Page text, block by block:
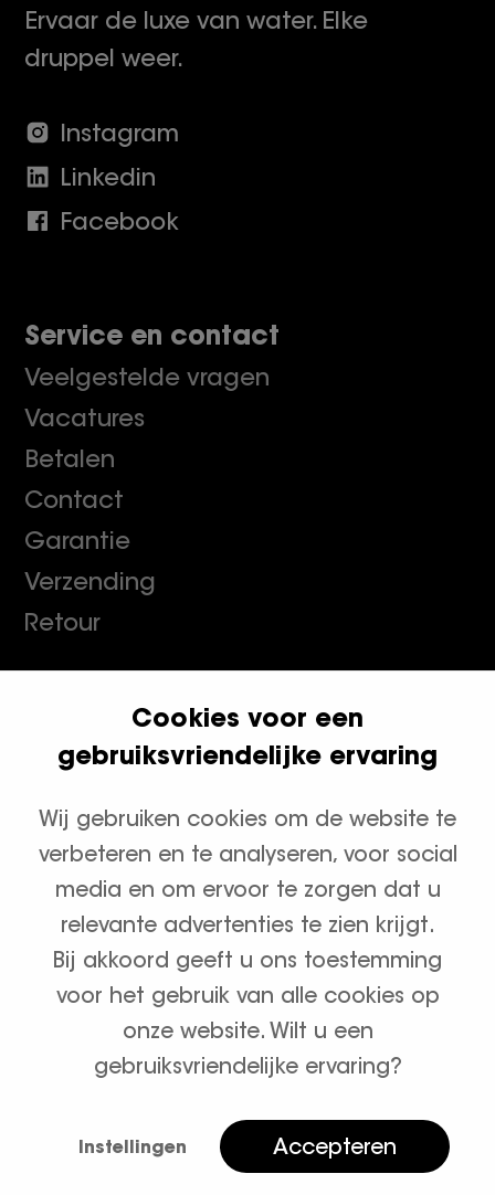
Ervaar de luxe van water. Elke
druppel weer.
Instagram
Linkedin
Facebook
Service en contact
Veelgestelde vragen
Vacatures
Betalen
Contact
Garantie
Verzending
Retour
Klanten geven ons een 9.8
Productcategorieën
Waterontharders
Zout en onderhoud
Algemene voorwaarden Privacybeleid
Cookies voor een
gebruiksvriendelijke ervaring
Wij gebruiken cookies om de website te
verbeteren en te analyseren, voor social
media en om ervoor te zorgen dat u
relevante advertenties te zien krijgt.
Bij akkoord geeft u ons toestemming
voor het gebruik van alle cookies op
onze website. Wilt u een
gebruiksvriendelijke ervaring?
Instellingen Accepteren